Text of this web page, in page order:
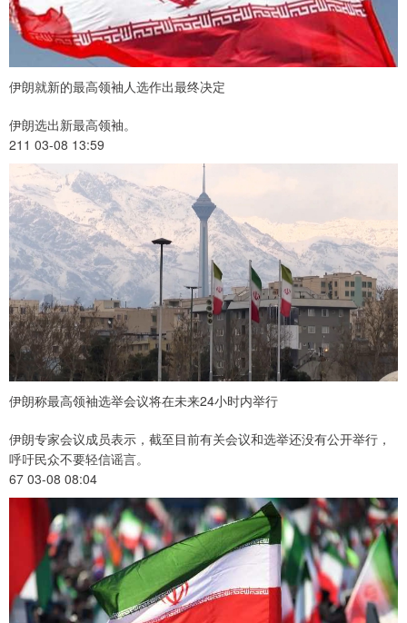
伊朗就新的最高领袖人选作出最终决定
伊朗选出新最高领袖。
211 03-08 13:59
伊朗称最高领袖选举会议将在未来24小时内举行
伊朗专家会议成员表示，截至目前有关会议和选举还没有公开举行，
呼吁民众不要轻信谣言。
67 03-08 08:04